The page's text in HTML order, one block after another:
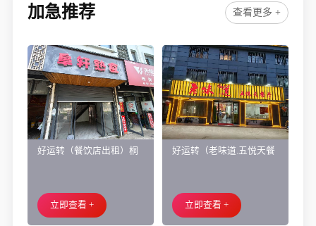
加急推荐 查看更多 +
好运转（餐饮店出租）桐
面旺铺出租
立即查看 +
好运转（老味道.五悦天餐
让、主要房租低
立即查看 +